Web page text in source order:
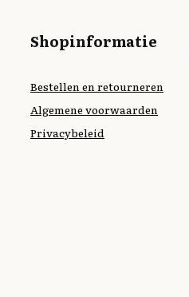
Shopinformatie
Bestellen en retourneren
Algemene voorwaarden
Privacybeleid